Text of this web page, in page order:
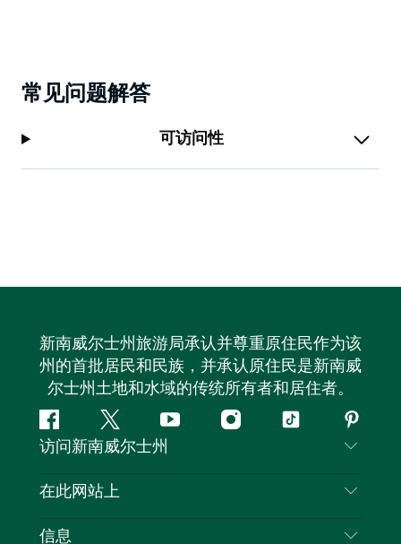
常见问题解答
可访问性
新南威尔士州旅游局承认并尊重原住民作为该
州的首批居民和民族，并承认原住民是新南威
尔士州土地和水域的传统所有者和居住者。
Facebook叽
叽
喳
YouTubeInstagram
抖
访问新南威尔士州
联系我们
在此网站上
目的地
信息